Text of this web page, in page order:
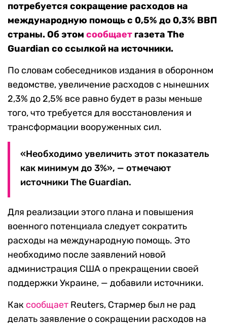
потребуется сокращение расходов на
международную помощь с 0,5% до 0,3% ВВП
страны. Об этом сообщает газета The
Guardian со ссылкой на источники.
По словам собеседников издания в оборонном
ведомстве, увеличение расходов с нынешних
2,3% до 2,5% все равно будет в разы меньше
того, что требуется для восстановления и
трансформации вооруженных сил.
«Необходимо увеличить этот показатель
как минимум до 3%», — отмечают
источники The Guardian.
Для реализации этого плана и повышения
военного потенциала следует сократить
расходы на международную помощь. Это
необходимо после заявлений новой
администрация США о прекращении своей
поддержки Украине, — добавили источники.
Как сообщает Reuters, Стармер был не рад
делать заявление о сокращении расходов на